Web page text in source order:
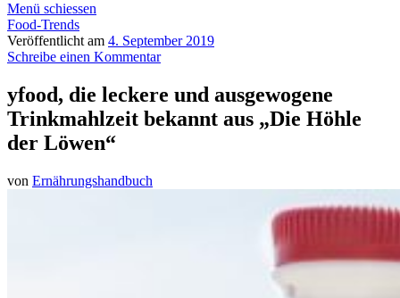
Menü schiessen
Food-Trends
Veröffentlicht am 4. September 2019
Schreibe einen Kommentar
yfood, die leckere und ausgewogene
Trinkmahlzeit bekannt aus „Die Höhle
der Löwen“
von Ernährungshandbuch